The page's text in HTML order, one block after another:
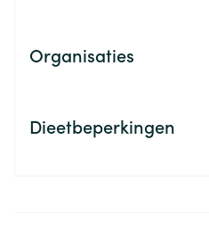
Organisaties
Dieetbeperkingen